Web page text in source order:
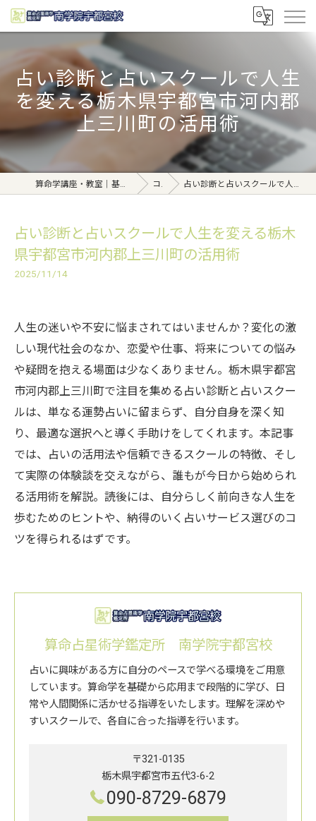
占い診断と占いスクールで人生
を変える栃木県宇都宮市河内郡
上三川町の活用術
算命学講座・教室｜基礎から学べる東京日本橋【日本橋南学院】 コラム 占い診断と占いスクールで人生を変える栃木県宇都宮市河内郡上三川町の活用術
占い診断と占いスクールで人生を変える栃木
県宇都宮市河内郡上三川町の活用術
2025/11/14
人生の迷いや不安に悩まされてはいませんか？変化の激
しい現代社会のなか、恋愛や仕事、将来についての悩み
や疑問を抱える場面は少なくありません。栃木県宇都宮
市河内郡上三川町で注目を集める占い診断と占いスクー
ルは、単なる運勢占いに留まらず、自分自身を深く知
り、最適な選択へと導く手助けをしてくれます。本記事
では、占いの活用法や信頼できるスクールの特徴、そし
て実際の体験談を交えながら、誰もが今日から始められ
る活用術を解説。読後には、自分らしく前向きな人生を
歩むためのヒントや、納得のいく占いサービス選びのコ
ツを得られるはずです。
算命占星術学鑑定所 南学院宇都宮校
占いに興味がある方に自分のペースで学べる環境をご用意
しています。算命学を基礎から応用まで段階的に学び、日
常や人間関係に活かせる指導をいたします。理解を深めや
すいスクールで、各自に合った指導を行います。
〒321-0135
栃木県宇都宮市五代3-6-2
090-8729-6879